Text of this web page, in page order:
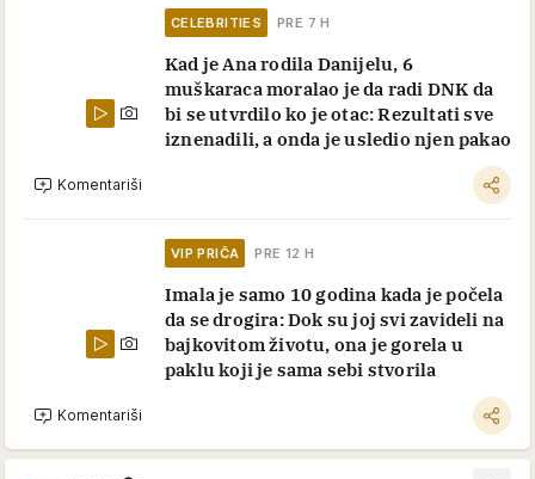
CELEBRITIES PRE 7 H
Kad je Ana rodila Danijelu, 6
muškaraca moralao je da radi DNK da
bi se utvrdilo ko je otac: Rezultati sve
iznenadili, a onda je usledio njen pakao
Komentariši
VIP PRIČA PRE 12 H
Imala je samo 10 godina kada je počela
da se drogira: Dok su joj svi zavideli na
bajkovitom životu, ona je gorela u
paklu koji je sama sebi stvorila
Komentariši